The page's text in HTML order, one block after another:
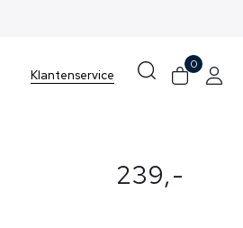
Klantenservice
0
239,-